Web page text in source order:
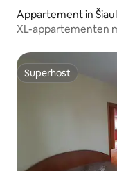
Appartement in
XL-appartementen
Superhost
Superhost